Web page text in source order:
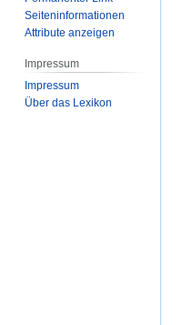
Seiten­­informationen
Attribute anzeigen
Impressum
Impressum
Über das Lexikon